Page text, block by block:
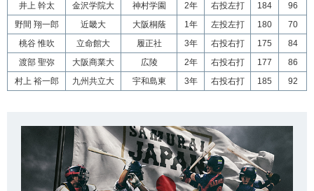
井上 幹太
金沢学院大 神村学園 2年 右投左打 184
96
野間 翔一郎
近畿大 大阪桐蔭 1年 左投左打 180
70
桃谷 惟吹
立命館大 履正社 3年 右投右打 175
84
渡部 聖弥
大阪商業大 広陵 2年 右投右打 177
86
村上 裕一郎
九州共立大 宇和島東 3年 右投右打 185 92